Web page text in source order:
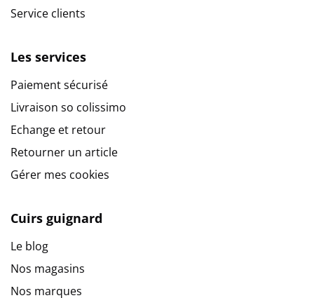
Service clients
Les services
Paiement sécurisé
Livraison so colissimo
Echange et retour
Retourner un article
Gérer mes cookies
Cuirs guignard
Le blog
Nos magasins
Nos marques